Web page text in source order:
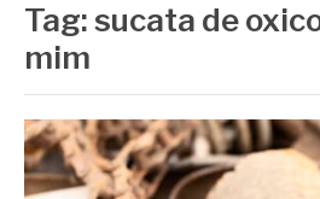
Tag:sucata de
mim